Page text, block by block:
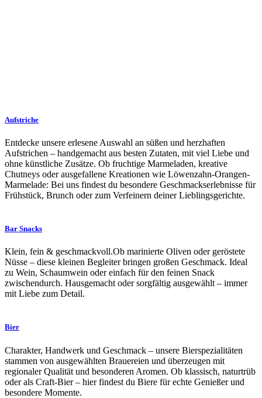
Aufstriche
Entdecke unsere erlesene Auswahl an süßen und herzhaften
Aufstrichen – handgemacht aus besten Zutaten, mit viel Liebe und
ohne künstliche Zusätze. Ob fruchtige Marmeladen, kreative
Chutneys oder ausgefallene Kreationen wie Löwenzahn-Orangen-
Marmelade: Bei uns findest du besondere Geschmackserlebnisse für
Frühstück, Brunch oder zum Verfeinern deiner Lieblingsgerichte.
Bar Snacks
Klein, fein & geschmackvoll.Ob marinierte Oliven oder geröstete
Nüsse – diese kleinen Begleiter bringen großen Geschmack. Ideal
zu Wein, Schaumwein oder einfach für den feinen Snack
zwischendurch. Hausgemacht oder sorgfältig ausgewählt – immer
mit Liebe zum Detail.
Bier
Charakter, Handwerk und Geschmack – unsere Bierspezialitäten
stammen von ausgewählten Brauereien und überzeugen mit
regionaler Qualität und besonderen Aromen. Ob klassisch, naturtrüb
oder als Craft-Bier – hier findest du Biere für echte Genießer und
besondere Momente.